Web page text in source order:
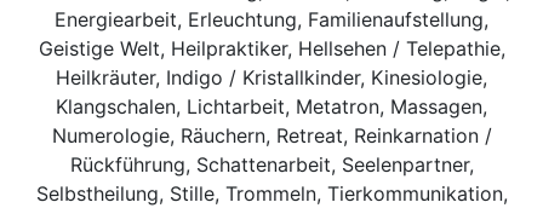
Energiearbeit, Erleuchtung, Familienaufstellung,
Geistige Welt, Heilpraktiker, Hellsehen / Telepathie,
Heilkräuter, Indigo / Kristallkinder, Kinesiologie,
Klangschalen, Lichtarbeit, Metatron, Massagen,
Numerologie, Räuchern, Retreat, Reinkarnation /
Rückführung, Schattenarbeit, Seelenpartner,
Selbstheilung, Stille, Trommeln, Tierkommunikation,